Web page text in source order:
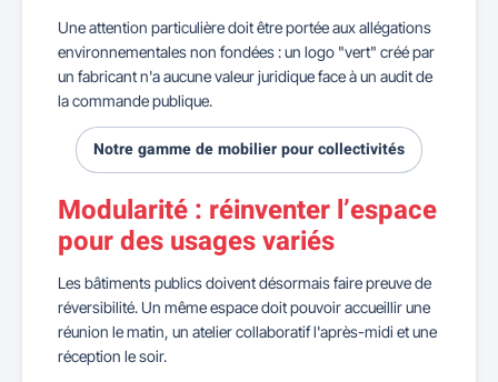
Une attention particulière doit être portée aux allégations
environnementales non fondées : un logo "vert" créé par
un fabricant n'a aucune valeur juridique face à un audit de
la commande publique.
Notre gamme de mobilier pour collectivités
Modularité : réinventer l’espace
pour des usages variés
Les bâtiments publics doivent désormais faire preuve de
réversibilité. Un même espace doit pouvoir accueillir une
réunion le matin, un atelier collaboratif l'après-midi et une
réception le soir.